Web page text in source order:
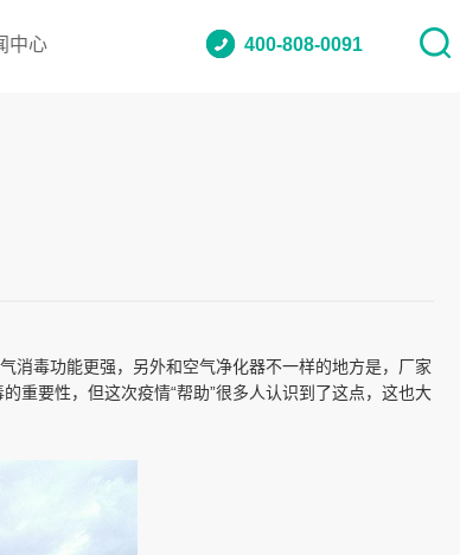
400-808-0091
中心
消毒功能更强，另外和空气净化器不一样的地方是，厂家
重要性，但这次疫情“帮助”很多人认识到了这点，这也大